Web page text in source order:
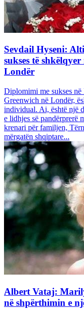
Sevdail Hyseni:
sukses të
Londër
Diplomimi me sukses
Greenwich në Londër,
individual. Ai, është një
e lidhjes së pandërprerë
krenari për familjen,
mërgatën shqiptare...
Albert Vataj:
në shpërthimin e